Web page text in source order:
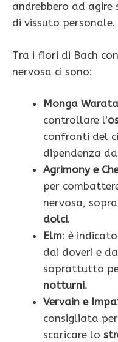
andrebbero ad agire
di vissuto personale.
Tra i fiori di Bach
nervosa ci sono:
Monga
controllare l’
confronti del
dipendenza da
Agrimony e
per
nervosa,
dolci.
Elm: è
dai doveri e
soprattutto
notturni.
Vervain e
consigliata
scaricare lo